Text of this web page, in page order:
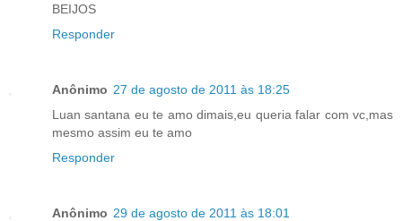
BEIJOS
Responder
Anônimo 27 de agosto de 2011 às 18:25
Luan santana eu te amo dimais,eu queria falar com vc,mas
mesmo assim eu te amo
Responder
Anônimo 29 de agosto de 2011 às 18:01